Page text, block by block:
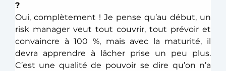
?
Oui, complètement ! Je pense qu’au début, un
risk manager veut tout couvrir, tout prévoir et
convaincre à 100 %, mais avec la maturité, il
devra apprendre à lâcher prise un peu plus.
C’est une qualité de pouvoir se dire qu’on n’a